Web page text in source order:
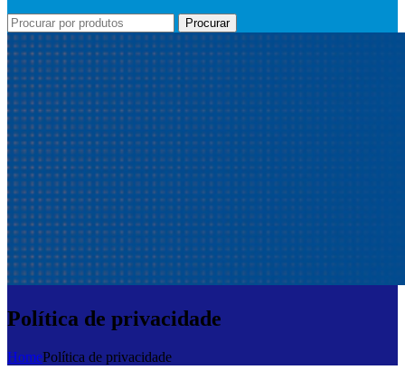
Procurar
Política de privacidade
HomePolítica de privacidade